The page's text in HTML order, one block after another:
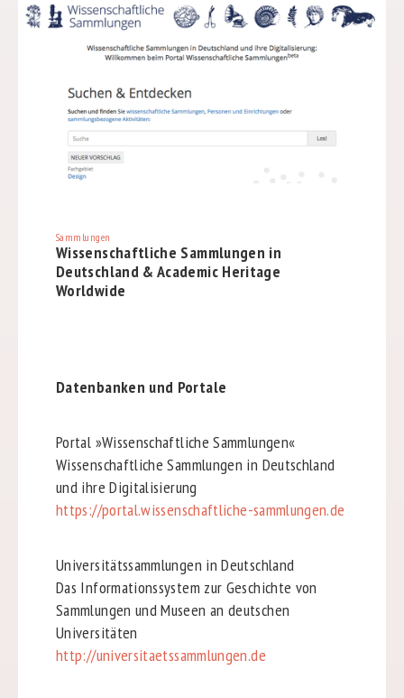
Sammlungen
Wissenschaftliche Sammlungen in
Deutschland & Academic Heritage
Worldwide
Datenbanken und Portale
Portal »Wissenschaftliche Sammlungen«
Wissenschaftliche Sammlungen in Deutschland
und ihre Digitalisierung
https://portal.wissenschaftliche-sammlungen.de
Universitätssammlungen in Deutschland
Das Informationssystem zur Geschichte von
Sammlungen und Museen an deutschen
Universitäten
http://universitaetssammlungen.de